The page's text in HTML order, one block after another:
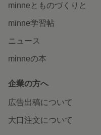
minneとものづくりと
minne学習帖
ニュース
minneの本
企業の方へ
広告出稿について
大口注文について